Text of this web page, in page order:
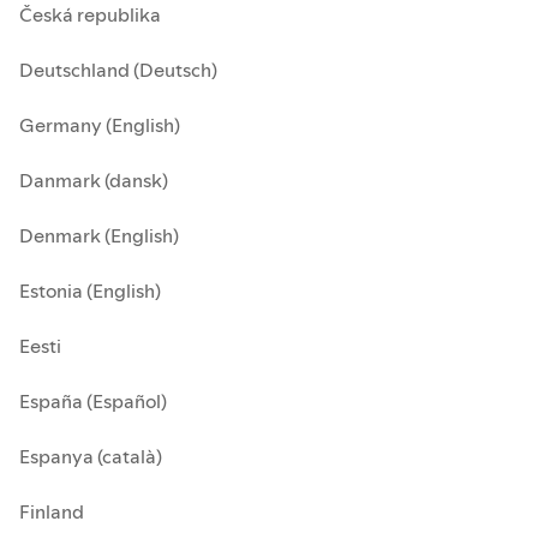
Česká republika
Deutschland (Deutsch)
Germany (English)
Danmark (dansk)
Denmark (English)
Estonia (English)
Eesti
España (Español)
Espanya (català)
Finland